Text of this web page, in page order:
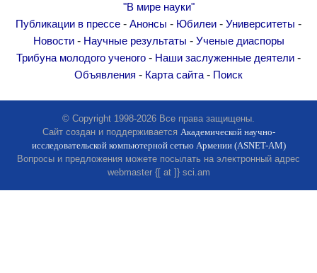
Журнал "В мире науки"
Публикации в прессе
Научные результаты
Ученые диаспоры
Трибуна молодого ученого
"В мире науки"
Публикации в прессе - Анонсы - Юбилеи - Университеты -
Новости- Научные результаты - Ученые диаспоры
Трибуна молодого ученого - Наши заслуженные деятели -
Объявления - Карта сайта - Поиск
© Copyright 1998-2026 Все права защищены.
Сайт создан и поддерживается Академической научно-
исследовательской компьютерной сетью Армении (ASNET-AM)
Вопросы и предложения можете посылать на электронный адрес
webmaster {[ at ]} sci.am